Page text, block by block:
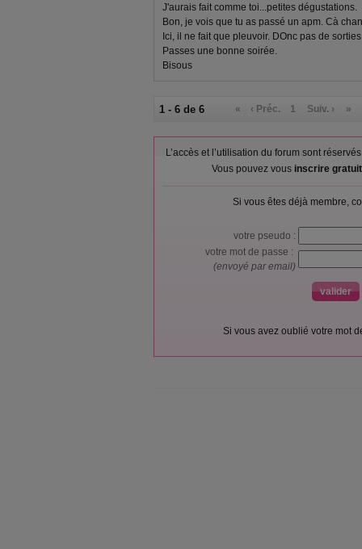
J'aurais fait comme toi...petites dégustations.
Bon, je vois que tu as passé un apm. Cà
Ici, il ne fait que pleuvoir. DOnc pas de
Passes une bonne soirée.
Bisous
1 - 6 de 6 « ‹ Préc. 1 Suiv. › »
L’accès et l’utilisation du forum sont
Vous pouvez vous inscrire
Si vous êtes déjà membre,
votre pseudo :
votre mot de passe :
(envoyé par email)
Si vous avez oublié votre mot